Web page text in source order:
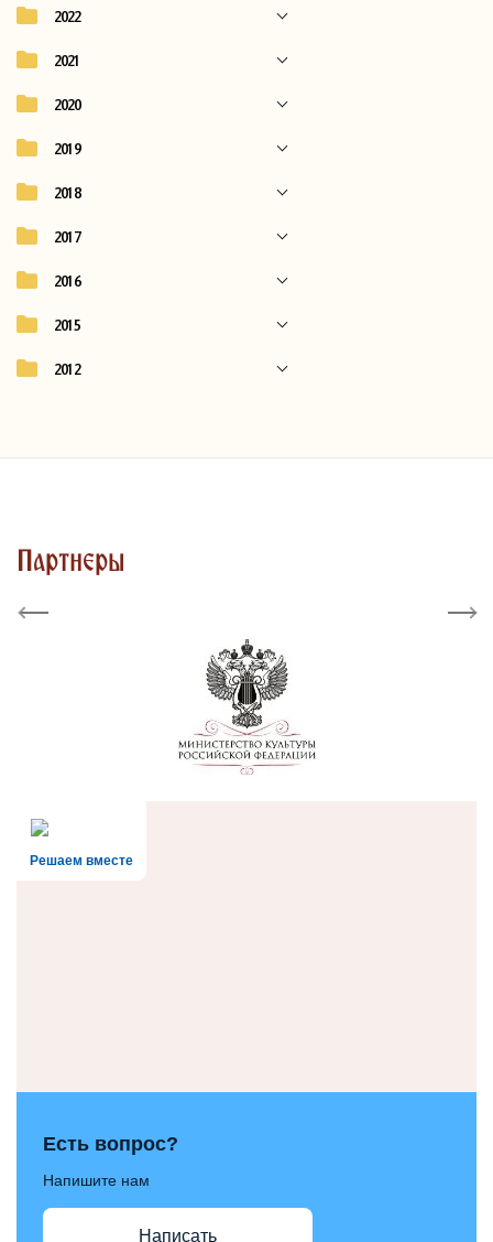
2022
2021
2020
2019
2018
2017
2016
2015
2012
Партнеры
Previous Next
Решаем вместе
Есть вопрос?
Напишите нам
Написать